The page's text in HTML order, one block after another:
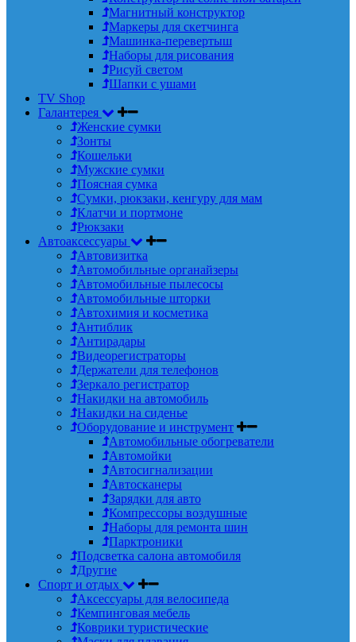
Магнитный конструктор
Маркеры для скетчинга
Машинка-перевертыш
Наборы для рисования
Рисуй светом
Шапки с ушами
TV Shop
Галантерея
Женские сумки
Зонты
Кошельки
Мужские сумки
Поясная сумка
Сумки, рюкзаки, кенгуру для мам
Клатчи и портмоне
Рюкзаки
Автоаксессуары
Автовизитка
Автомобильные органайзеры
Автомобильные пылесосы
Автомобильные шторки
Автохимия и косметика
Антиблик
Антирадары
Видеорегистраторы
Держатели для телефонов
Зеркало регистратор
Накидки на автомобиль
Накидки на сиденье
Оборудование и инструмент
Автомобильные обогреватели
Автомойки
Автосигнализации
Автосканеры
Зарядки для авто
Компрессоры воздушные
Наборы для ремонта шин
Парктроники
Подсветка салона автомобиля
Другие
Спорт и отдых
Аксессуары для велосипеда
Кемпинговая мебель
Коврики туристические